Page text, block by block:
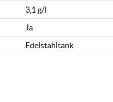
3,1 g/l
Ja
Edelstahltank